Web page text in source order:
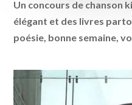
Un concours de chanson
élégant et des livres
poésie, bonne semaine,